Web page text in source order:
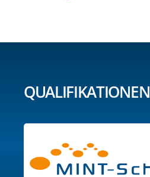
QUALIFIKATIONEN